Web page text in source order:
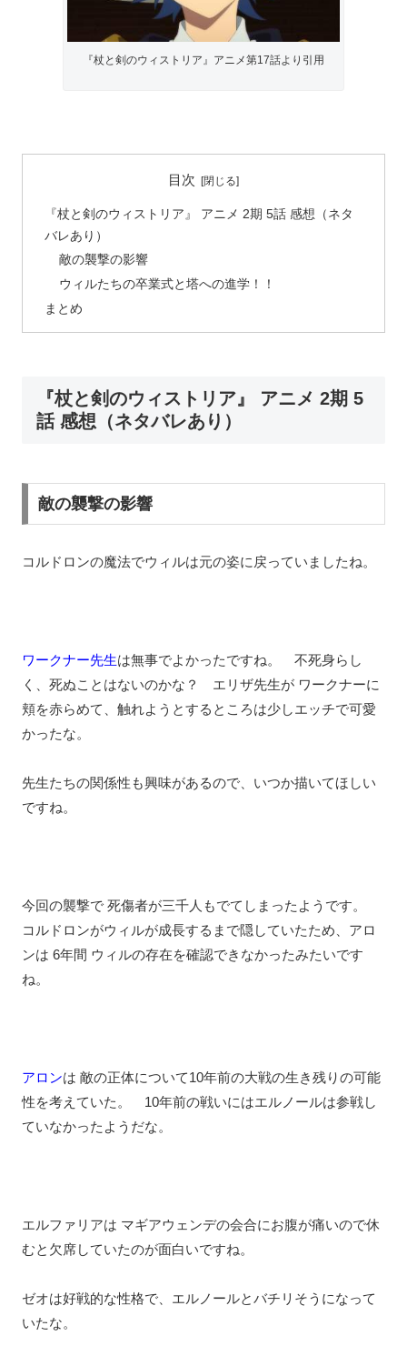
『杖と剣のウィストリア』アニメ第17話より引用
目次
『杖と剣のウィストリア』 アニメ 2期 5話 感想（ネタ
バレあり）
敵の襲撃の影響
ウィルたちの卒業式と塔への進学！！
まとめ
『杖と剣のウィストリア』 アニメ 2期 5
話 感想（ネタバレあり）
敵の襲撃の影響
コルドロンの魔法でウィルは元の姿に戻っていましたね。
ワークナー先生は無事でよかったですね。 不死身らし
く、死ぬことはないのかな？ エリザ先生が ワークナーに
頬を赤らめて、触れようとするところは少しエッチで可愛
かったな。
先生たちの関係性も興味があるので、いつか描いてほしい
ですね。
今回の襲撃で 死傷者が三千人もでてしまったようです。
コルドロンがウィルが成長するまで隠していたため、アロ
ンは 6年間 ウィルの存在を確認できなかったみたいです
ね。
アロンは 敵の正体について10年前の大戦の生き残りの可能
性を考えていた。 10年前の戦いにはエルノールは参戦し
ていなかったようだな。
エルファリアは マギアウェンデの会合にお腹が痛いので休
むと欠席していたのが面白いですね。
ゼオは好戦的な性格で、エルノールとバチリそうになって
いたな。